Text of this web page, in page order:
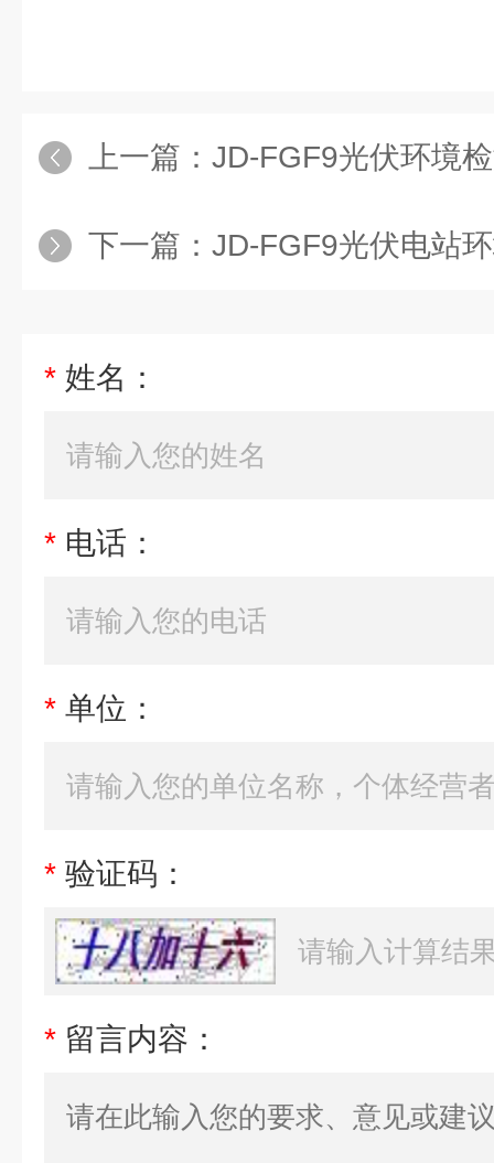
上一篇： JD-FGF9光伏环境
下一篇： JD-FGF9光伏电站
* 姓名：
* 电话：
* 单位：
* 验证码：
* 留言内容：